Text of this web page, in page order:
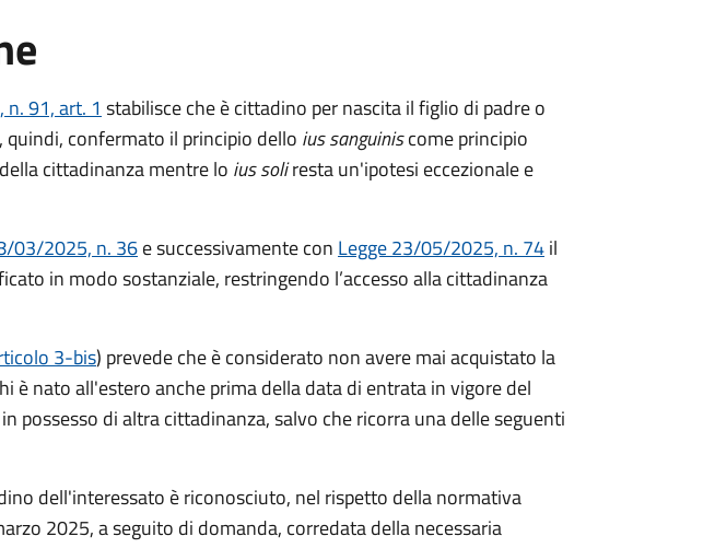
91, art. 1 stabilisce che è cittadino per nascita il figlio di padre o
quindi, confermato il principio dello ius sanguiniscome principio
cittadinanza mentre lo ius soliresta un'ipotesi eccezionale e
03/2025, n. 36e successivamente con Legge 23/05/2025, n. 74il
in modo sostanziale, restringendo l’accesso alla cittadinanza
3-bis) prevede cheèconsiderato non avere mai acquistato la
è nato all'estero anche prima della data di entrata in vigore del
possesso di altra cittadinanza, salvo che ricorra una delle seguenti
dell'interessato è riconosciuto, nel rispetto della normativa
2025, a seguito di domanda, corredata della necessaria